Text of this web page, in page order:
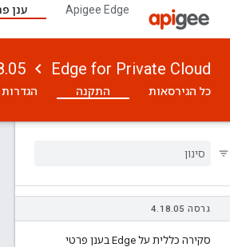
Apigee Edge ענן
Edge for Private Cloud
כל הגירסאות התקנה
גרסה 4 .18.05
סקירה כללית על Edge בענן פרטי